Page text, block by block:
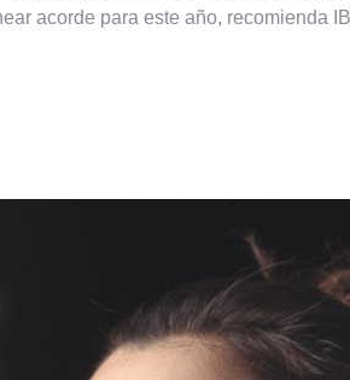
acorde para este año, recomienda